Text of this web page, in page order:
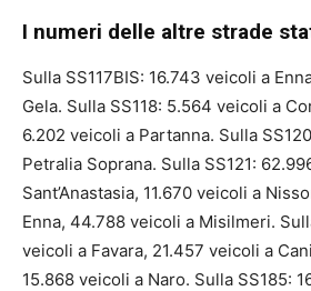
I numeri delle altre strade
Sulla SS117BIS: 16.743 veicoli a
Gela. Sulla SS118: 5.564 veicoli a
6.202 veicoli a Partanna. Sulla
Petralia Soprana. Sulla SS121:
Sant’Anastasia, 11.670 veicoli a
Enna, 44.788 veicoli a Misilmeri.
veicoli a Favara, 21.457 veicoli a
15.868 veicoli a Naro. Sulla SS185: